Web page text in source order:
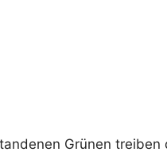
Grünen treiben